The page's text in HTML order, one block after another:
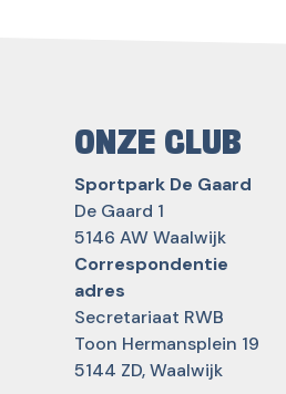
ONZE CLUB
Sportpark De Gaard
De Gaard 1
5146 AW Waalwijk
Correspondentie
adres
Secretariaat RWB
Toon Hermansplein 19
5144 ZD, Waalwijk